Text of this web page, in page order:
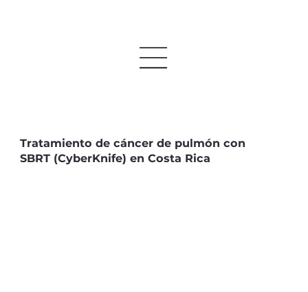
Tratamiento de cáncer de pulmón con
SBRT (CyberKnife) en Costa Rica